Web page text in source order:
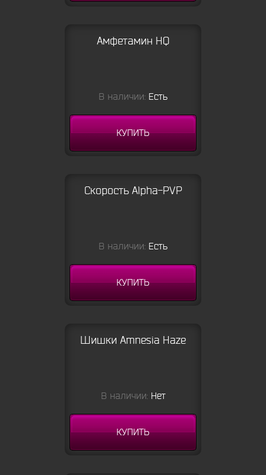
Амфетамин HQ
В наличии: Есть
КУПИТЬ
Скорость Alpha-PVP
В наличии: Есть
КУПИТЬ
Шишки Amnesia Haze
В наличии: Нет
КУПИТЬ